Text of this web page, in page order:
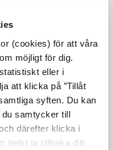
(cookies) för att våra
möjligt för dig.
eller i
att klicka på ”Tillåt
syften. Du kan
samtycker till
därefter klicka i
helst ta tillbaka ditt
expand_more
expand_more
expand_more